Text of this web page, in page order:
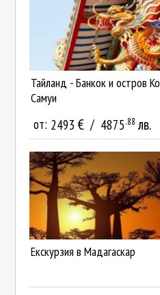
Тайланд - Банкок и остров Ко
Самуи
от: 2493 € / 4875.88 лв.
Екскурзия в Мадагаскар